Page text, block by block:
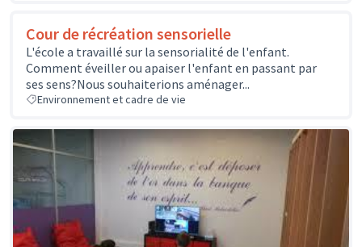
Cour de récréation sensorielle
L'école a travaillé sur la sensorialité de l'enfant.
Comment éveiller ou apaiser l'enfant en passant par
ses sens?Nous souhaiterions aménager...
Environnement et cadre de vie